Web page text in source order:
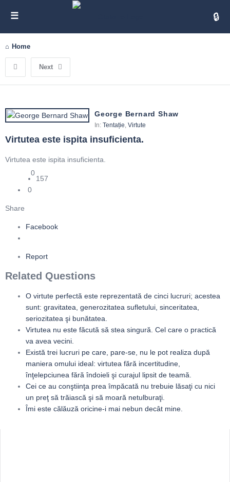
Home
Next
George Bernard Shaw
In: Tentație, Virtute
Virtutea este ispita insuficienta.
Virtutea este ispita insuficienta.
0
157
0
Share
Facebook
Report
Related Questions
O virtute perfectă este reprezentată de cinci lucruri; acestea
sunt: gravitatea, generozitatea sufletului, sinceritatea,
seriozitatea şi bunătatea.
Virtutea nu este făcută să stea singură. Cel care o practică
va avea vecini.
Există trei lucruri pe care, pare-se, nu le pot realiza după
maniera omului ideal: virtutea fără incertitudine,
înţelepciunea fără îndoieli şi curajul lipsit de teamă.
Cei ce au conştiinţa prea împăcată nu trebuie lăsaţi cu nici
un preţ să trăiască şi să moară netulburaţi.
Îmi este călăuză oricine-i mai nebun decât mine.